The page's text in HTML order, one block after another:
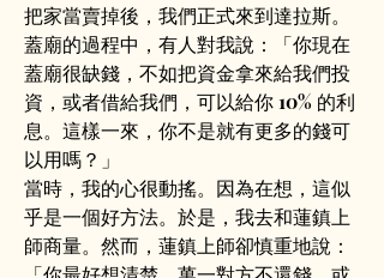
把家當賣掉後，我們正式來到達拉斯。
蓋廟的過程中，有人對我說：「你現在
蓋廟很缺錢，不如把資金拿來給我們投
資，或者借給我們，可以給你 10% 的利
息。這樣一來，你不是就有更多的錢可
以用嗎？」
當時，我的心很動搖。因為在想，這似
乎是一個好方法。於是，我去和蓮鎮上
師商量。然而，蓮鎮上師卻慎重地說：